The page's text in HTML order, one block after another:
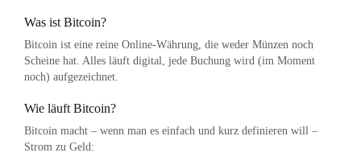
Was ist Bitcoin?
Bitcoin ist eine reine Online-Währung, die weder Münzen noch
Scheine hat. Alles läuft digital, jede Buchung wird (im Moment
noch) aufgezeichnet.
Wie läuft Bitcoin?
Bitcoin macht – wenn man es einfach und kurz definieren will –
Strom zu Geld: